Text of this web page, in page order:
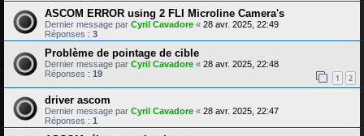
ASCOM ERROR using 2 FLI Microline Camera's
Dernier message par Cyril Cavadore « 28 avr. 2025, 22:49
Réponses : 3
Problème de pointage de cible
Dernier message par Cyril Cavadore « 28 avr. 2025, 22:48
Réponses : 19 1 2
driver ascom
Dernier message par Cyril Cavadore « 28 avr. 2025, 22:47
Réponses : 1